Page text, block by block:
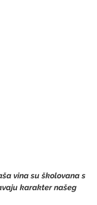
vina su školovana s
karakter našeg